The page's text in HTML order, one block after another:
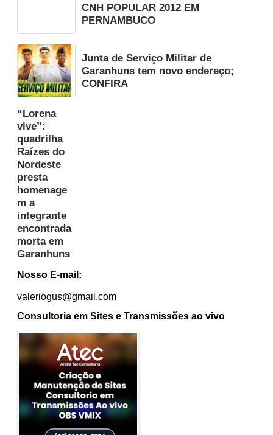
CNH POPULAR 2012 EM
PERNAMBUCO
Junta de Serviço Militar de
Garanhuns tem novo endereço;
CONFIRA
“Lorena
vive”:
quadrilha
Raízes do
Nordeste
presta
homenage
m a
integrante
encontrada
morta em
Garanhuns
Nosso E-mail:
valeriogus@gmail.com
Consultoria em Sites e Transmissões ao vivo